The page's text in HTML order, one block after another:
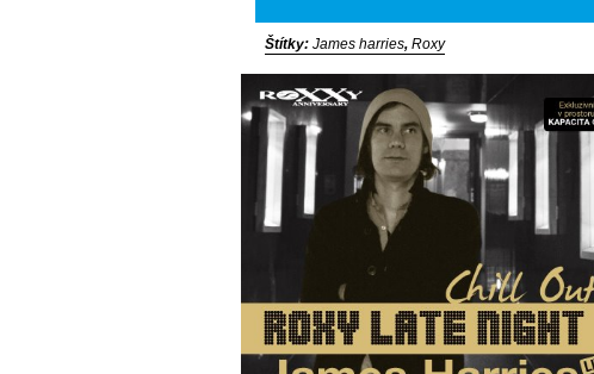
Štítky: James harries, Roxy